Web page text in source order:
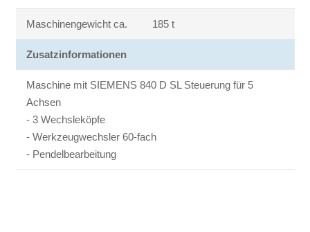
Maschinengewicht ca. 185 t
Zusatzinformationen
Maschine mit SIEMENS 840 D SL Steuerung für 5
Achsen
- 3 Wechsleköpfe
- Werkzeugwechsler 60-fach
- Pendelbearbeitung